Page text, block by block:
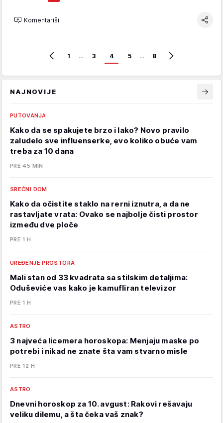
Komentariši
1 … 3 4 5 … 8
NAJNOVIJE
PUTOVANJA
Kako da se spakujete brzo i lako? Novo pravilo
zaludelo sve influenserke, evo koliko obuće vam
treba za 10 dana
PRE 45 MIN
SREĆNI DOM
Kako da očistite staklo na rerni iznutra, a da ne
rastavljate vrata: Ovako se najbolje čisti prostor
između dve ploče
PRE 1 H
UREĐENJE PROSTORA
Mali stan od 33 kvadrata sa stilskim detaljima:
Oduševiće vas kako je kamufliran televizor
PRE 1 H
ASTRO
3 najveća licemera horoskopa: Menjaju maske po
potrebi i nikad ne znate šta vam stvarno misle
PRE 12 H
ASTRO
Dnevni horoskop za 10. avgust: Rakovi rešavaju
veliku dilemu, a šta čeka vaš znak?